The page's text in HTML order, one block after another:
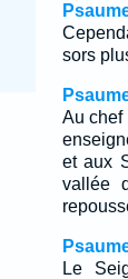
sors
Au chef
et aux
vallée
Le